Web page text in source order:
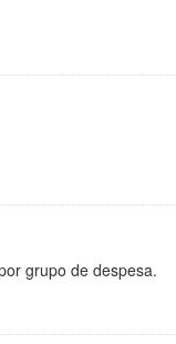
grupo de despesa.